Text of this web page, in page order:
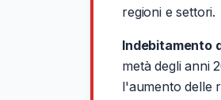
regioni e settori.
Indebitamento
metà degli anni
l'aumento delle